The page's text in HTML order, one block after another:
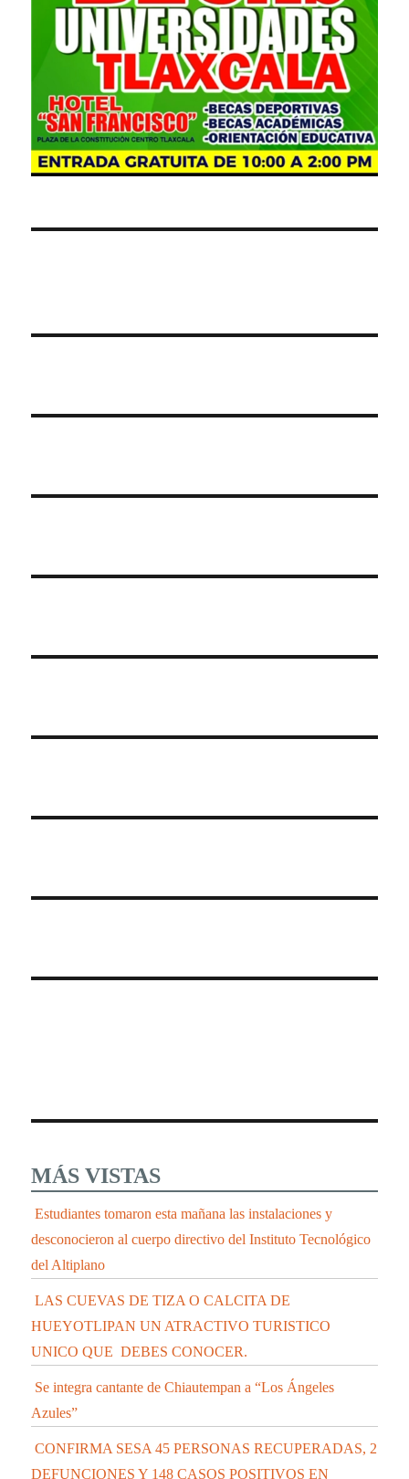
MÁS VISTAS
Estudiantes tomaron esta mañana las instalaciones y
desconocieron al cuerpo directivo del Instituto Tecnológico
del Altiplano
LAS CUEVAS DE TIZA O CALCITA DE
HUEYOTLIPAN UN ATRACTIVO TURISTICO
UNICO QUE DEBES CONOCER.
Se integra cantante de Chiautempan a “Los Ángeles
Azules”
CONFIRMA SESA 45 PERSONAS RECUPERADAS, 2
DEFUNCIONES Y 148 CASOS POSITIVOS EN